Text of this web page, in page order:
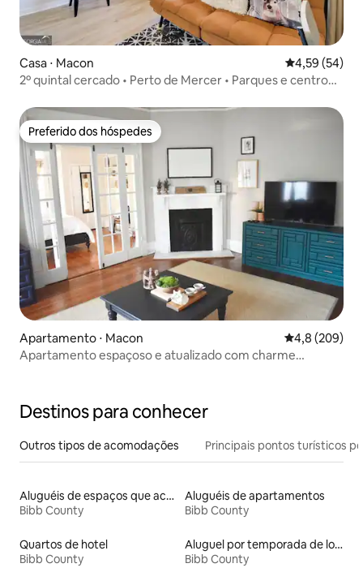
Casa ⋅ Macon 4,59 de uma
4,59 (54)
2º quintal cercado • Perto de Mercer • Parques e centro
Preferido dos hóspedes
Preferido dos hóspedes
Apartamento ⋅ Macon 4,8 de uma
4,8 (209)
Apartamento espaçoso e atualizado com charme
Destinos para conhecer
Outros tipos de acomodações Principais pontos turísticos
Aluguéis de espaços que aceitam animais de estimação
Bibb County
Aluguéis de apartamentos
Bibb County
Quartos de hotel
Bibb County
Aluguel por temporada de lofts
Bibb County